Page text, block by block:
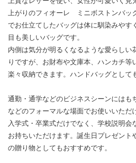
上がりのフィオーレ ミニボストンバッ
でお仕立てしたバッグは体に馴染みやす
目も美しいバッグです。
内側は気分が明るくなるような愛らしい
りですが、お財布や文庫本、ハンカチ等
楽々収納できます。ハンドバッグとして
通勤・通学などのビジネスシーンにはも
などのフォーマルな場面でお使いいただ
入学式・卒業式だけでなく、学校説明会
お持ちいただけます。誕生日プレゼント
の贈り物としてもおすすめです。